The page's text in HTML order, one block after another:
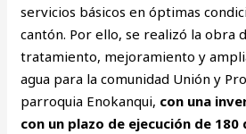
servicios básicos en óptimas
cantón. Por ello, se realizó la obra
tratamiento, mejoramiento y
agua para la comunidad Unión y
parroquia Enokanqui, con una
con un plazo de ejecución de